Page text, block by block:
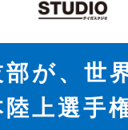
が、世
上選手